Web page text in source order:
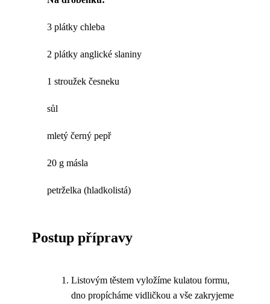
3 plátky chleba
2 plátky anglické slaniny
1 stroužek česneku
sůl
mletý černý pepř
20 g másla
petrželka (hladkolistá)
Postup přípravy
Listovým těstem vyložíme kulatou formu,
dno propícháme vidličkou a vše zakryjeme